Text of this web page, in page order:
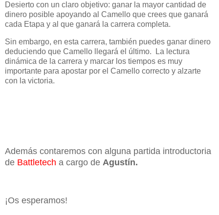
Desierto con un claro objetivo: ganar la mayor cantidad de
dinero posible apoyando al Camello que crees que ganará
cada Etapa y al que ganará la carrera completa.
Sin embargo, en esta carrera, también puedes ganar dinero
deduciendo que Camello llegará el último. La lectura
dinámica de la carrera y marcar los tiempos es muy
importante para apostar por el Camello correcto y alzarte
con la victoria.
Además contaremos con alguna partida introductoria
de Battletech a cargo de Agustín.
¡Os esperamos!